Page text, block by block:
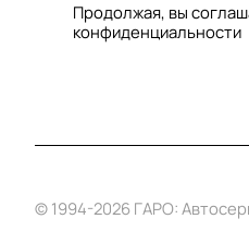
Продолжая, вы
конфиденциальности
© 1994-2026 ГАРО: